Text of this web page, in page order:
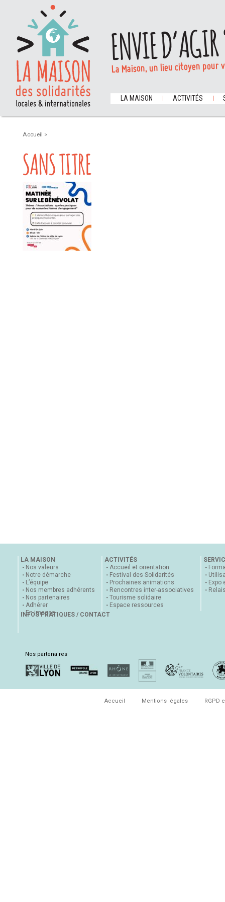
ENVIE
La Maison, un lieu citoyen
LA MAISON ACTIVITÉS
Accueil >
SANS TITRE
LA MAISON
Nos valeurs
Notre démarche
L’équipe
Nos membres adhérents
Nos partenaires
Adhérer
En images
ACTIVITÉS
Accueil et orientation
Festival des Solidarités
Prochaines animations
Rencontres inter-associatives
Tourisme solidaire
Espace ressources
Expo
INFOS PRATIQUES / CONTACT
Nos partenaires
Accueil Mentions légales RGPD